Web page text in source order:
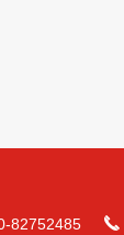
82752485 